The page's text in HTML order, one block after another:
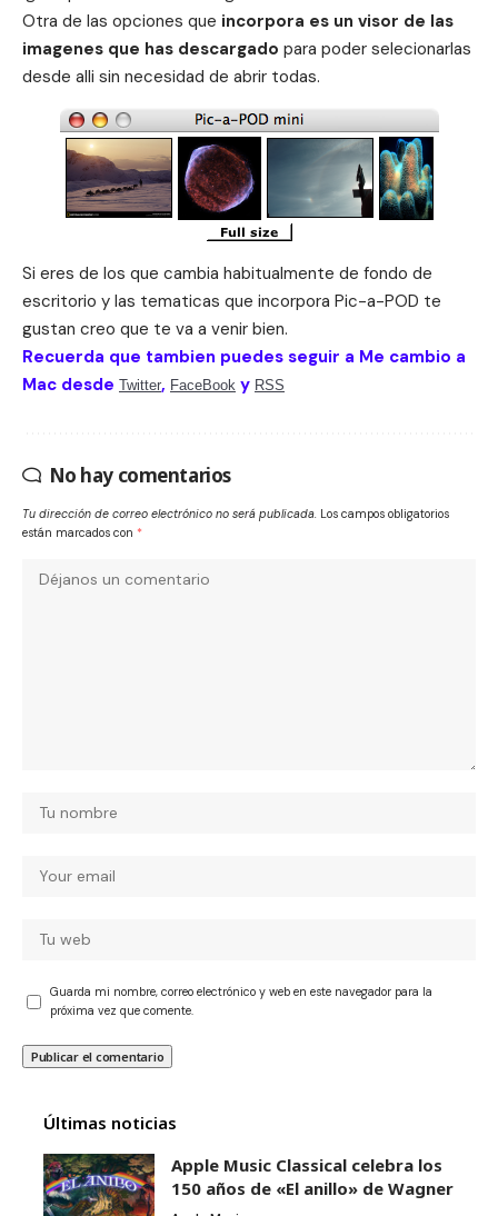
Otra de las opciones que incorpora es un visor de las
imagenes que has descargado para poder selecionarlas
desde alli sin necesidad de abrir todas.
Si eres de los que cambia habitualmente de fondo de
escritorio y las tematicas que incorpora Pic-a-POD te
gustan creo que te va a venir bien.
Recuerda que tambien puedes seguir a Me cambio a
Mac desde Twitter, FaceBook y RSS
No hay comentarios
Tu dirección de correo electrónico no será publicada. Los campos obligatorios
están marcados con *
Guarda mi nombre, correo electrónico y web en este navegador para la
próxima vez que comente.
Últimas noticias
Apple Music Classical celebra los
150 años de «El anillo» de Wagner